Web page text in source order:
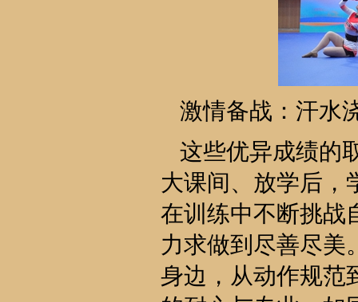
激情备战：汗水
这些优异成绩的
大课间、放学后，
在训练中不断挑战
力求做到尽善尽美
身边，从动作规范